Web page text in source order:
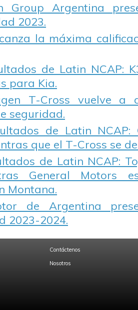
Group Argentina
2023.
la máxima
de Latin NCAP:
para Kia.
T-Cross vuelve a
seguridad.
de Latin NCAP:
que el T-Cross se
de Latin NCAP:
General Motors
Montana.
de Argentina
2023-2024.
Contáctenos
Nosotros